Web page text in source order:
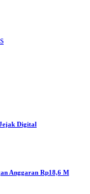
Digital
Anggaran Rp18,6 M